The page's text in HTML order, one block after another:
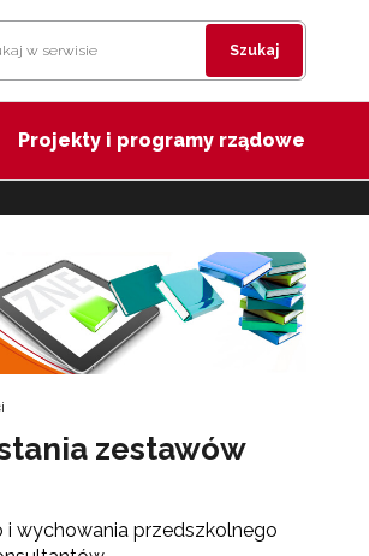
Szukaj
Projekty i programy rządowe
zestawów
i wychowania przedszkolnego